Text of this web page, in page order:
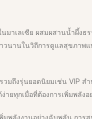
มาเลเซีย ผสมผสานน้ำผึ้ง
นานในวิถีการดูแลสุขภาพแ
มถึงรุ่นยอดนิยมเช่น VIP
ยทุกเมื่อที่ต้องการเพิ่มพลังอ
มพลังงานอย่างฉับพลัน กา